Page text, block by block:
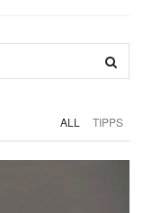
ALL TIPPS